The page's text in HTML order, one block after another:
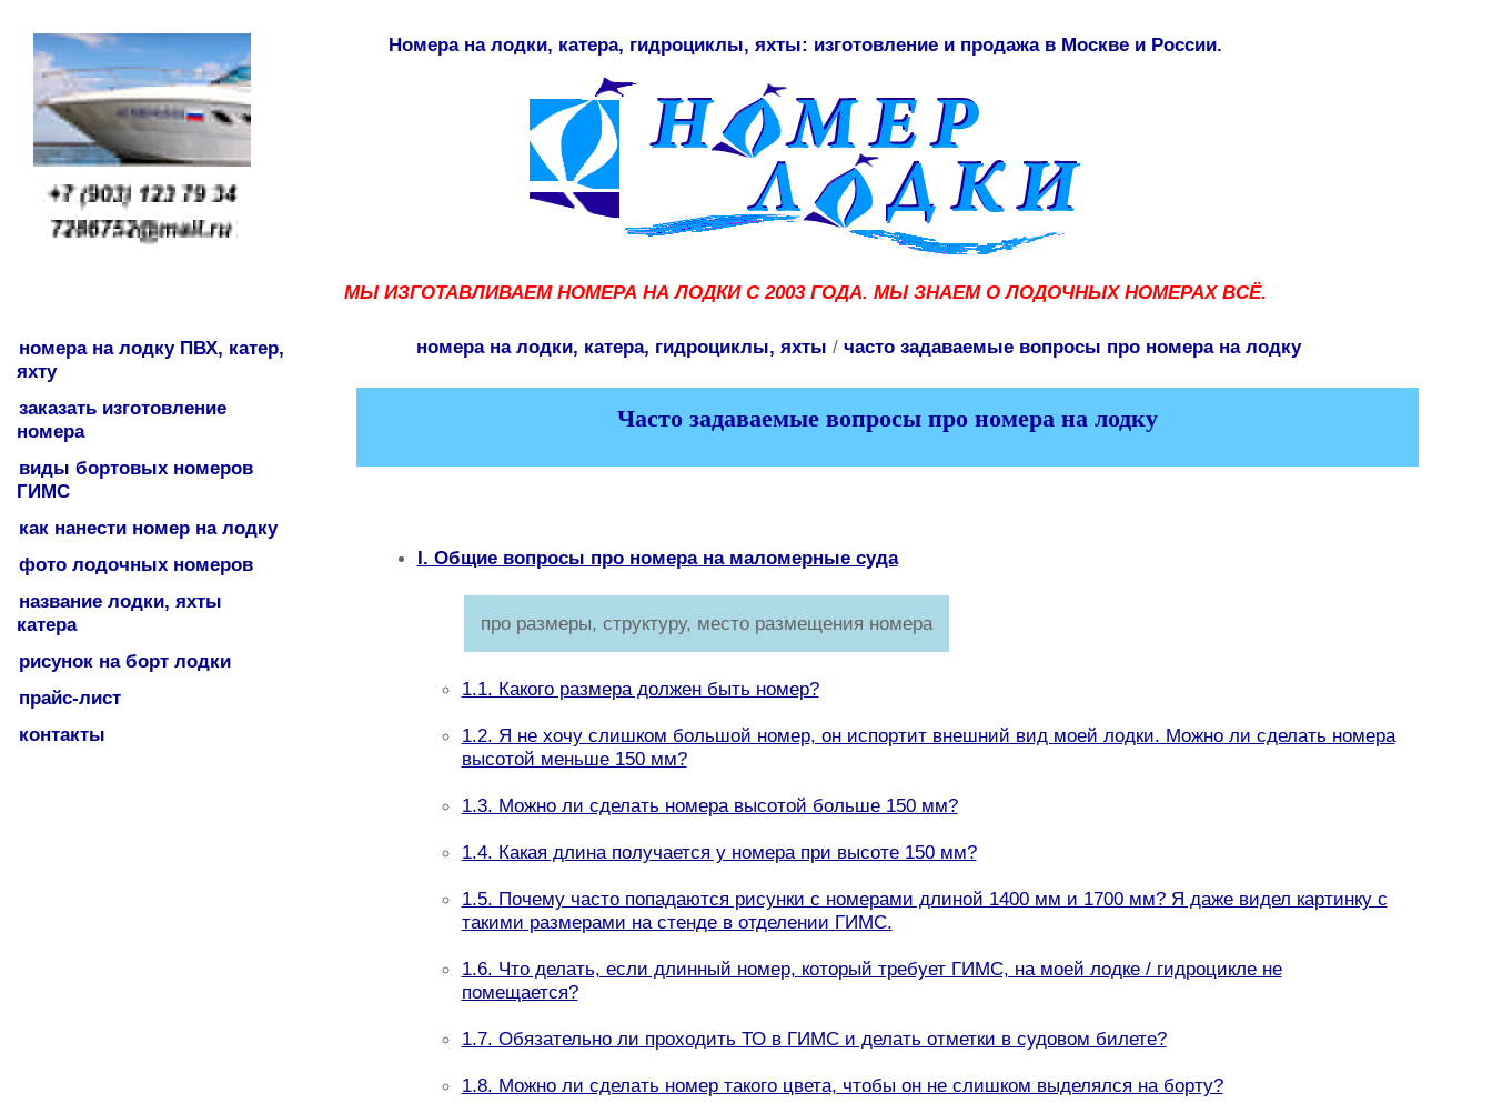
Номера на лодки, катера, гидроциклы, яхты: изготовление и продажа в Москве и России.
МЫ ИЗГОТАВЛИВАЕМ НОМЕРА НА ЛОДКИ С 2003 ГОДА. МЫ ЗНАЕМ О ЛОДОЧНЫХ НОМЕРАХ ВСЁ.
номера на лодку ПВХ, катер,
яхту
заказать изготовление
номера
виды бортовых номеров
ГИМС
как нанести номер на лодку
фото лодочных номеров
название лодки, яхты
катера
рисунок на борт лодки
прайс-лист
контакты
номера на лодки, катера, гидроциклы, яхты / часто задаваемые вопросы про номера на лодку
Часто задаваемые вопросы про номера на лодку
I. Общие вопросы про номера на маломерные суда
про размеры, структуру, место размещения номера
1.1. Какого размера должен быть номер?
1.2. Я не хочу слишком большой номер, он испортит внешний вид моей лодки. Можно ли сделать номера
высотой меньше 150 мм?
1.3. Можно ли сделать номера высотой больше 150 мм?
1.4. Какая длина получается у номера при высоте 150 мм?
1.5. Почему часто попадаются рисунки с номерами длиной 1400 мм и 1700 мм? Я даже видел картинку с
такими размерами на стенде в отделении ГИМС.
1.6. Что делать, если длинный номер, который требует ГИМС, на моей лодке / гидроцикле не
помещается?
1.7. Обязательно ли проходить ТО в ГИМС и делать отметки в судовом билете?
1.8. Можно ли сделать номер такого цвета, чтобы он не слишком выделялся на борту?